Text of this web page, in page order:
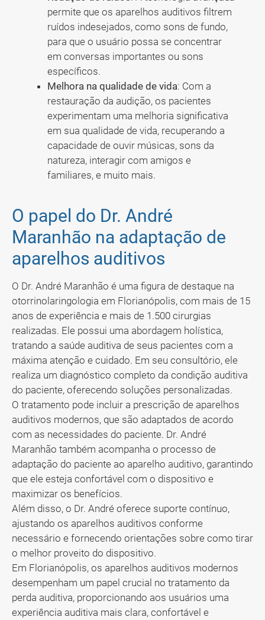
permite que os aparelhos auditivos filtrem
ruídos indesejados, como sons de fundo,
para que o usuário possa se concentrar
em conversas importantes ou sons
específicos.
Melhora na qualidade de vida: Com a
restauração da audição, os pacientes
experimentam uma melhoria significativa
em sua qualidade de vida, recuperando a
capacidade de ouvir músicas, sons da
natureza, interagir com amigos e
familiares, e muito mais.
O papel do Dr. André
Maranhão na adaptação de
aparelhos auditivos
O Dr. André Maranhão é uma figura de destaque na
otorrinolaringologia em Florianópolis, com mais de 15
anos de experiência e mais de 1.500 cirurgias
realizadas. Ele possui uma abordagem holística,
tratando a saúde auditiva de seus pacientes com a
máxima atenção e cuidado. Em seu consultório, ele
realiza um diagnóstico completo da condição auditiva
do paciente, oferecendo soluções personalizadas.
O tratamento pode incluir a prescrição de aparelhos
auditivos modernos, que são adaptados de acordo
com as necessidades do paciente. Dr. André
Maranhão também acompanha o processo de
adaptação do paciente ao aparelho auditivo, garantindo
que ele esteja confortável com o dispositivo e
maximizar os benefícios.
Além disso, o Dr. André oferece suporte contínuo,
ajustando os aparelhos auditivos conforme
necessário e fornecendo orientações sobre como tirar
o melhor proveito do dispositivo.
Em Florianópolis, os aparelhos auditivos modernos
desempenham um papel crucial no tratamento da
perda auditiva, proporcionando aos usuários uma
experiência auditiva mais clara, confortável e